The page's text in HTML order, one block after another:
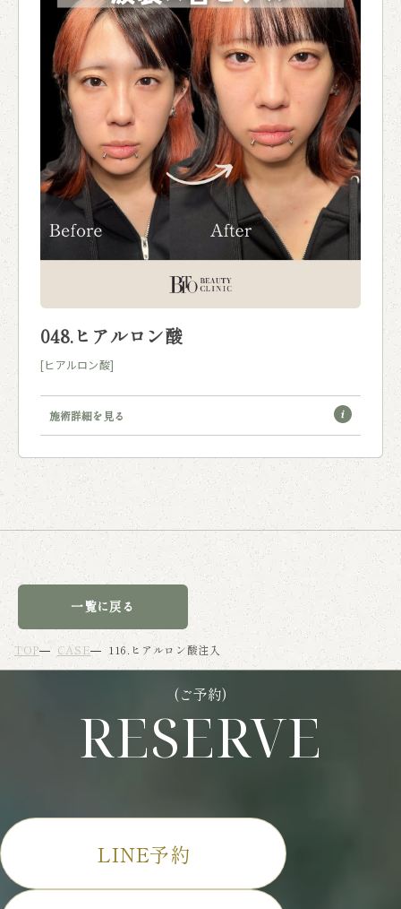
048.ヒアルロン酸
[ヒアルロン酸]
施術詳細を見る
一覧に戻る
TOP CASE 116.ヒアルロン酸注入
(ご予約)
RESERVE
LINE予約